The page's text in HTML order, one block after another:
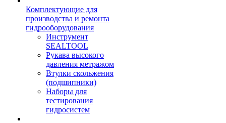
Комплектующие для
производства и ремонта
гидрооборудования
Инструмент
SEALTOOL
Рукава высокого
давления метражом
Втулки скольжения
(подшипники)
Наборы для
тестирования
гидросистем